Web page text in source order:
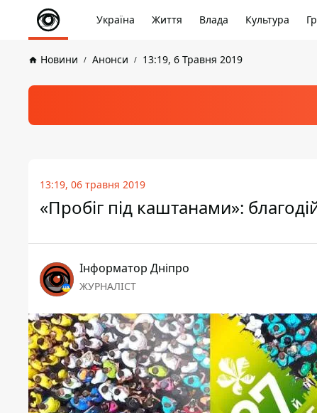
Україна Життя Влада Культура
Новини Анонси 13:19, 6 Травня 2019
13:19, 06 травня 2019
«Пробіг під каштанами»:
Інформатор Дніпро
ЖУРНАЛІСТ